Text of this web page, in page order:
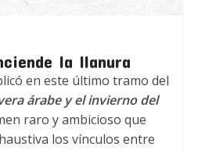
la llanura
en este último tramo del
árabe y el invierno del
raro y ambicioso que
los vínculos entre